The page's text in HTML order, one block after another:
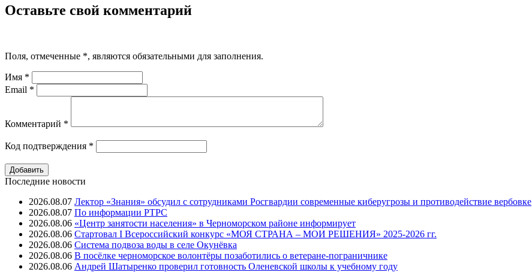
Оставьте свой комментарий
Поля, отмеченные *, являются обязательными для заполнения.
Имя *
Email *
Комментарий *
Код подтверждения *
Последние новости
2026.08.07 Лектор «Знания» обсудил с сотрудниками Росгвардии современные киберугрозы и противодействие вербовке
2026.08.07 ⁠По информации РТРС
2026.08.06 «Центр занятости населения» в Черноморском районе информирует
2026.08.06 Стартовал I Всероссийский конкурс «МОЯ СТРАНА – МОИ РЕШЕНИЯ» 2025-2026 гг.
2026.08.06 Система подвоза воды в селе Окунёвка
2026.08.06 В посёлке черноморское волонтёры позаботились о ветеране-пограничнике
2026.08.06 Андрей Шатыренко проверил готовность Оленевской школы к учебному году